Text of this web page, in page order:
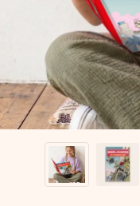
jullie foto of een
met alle aandacht